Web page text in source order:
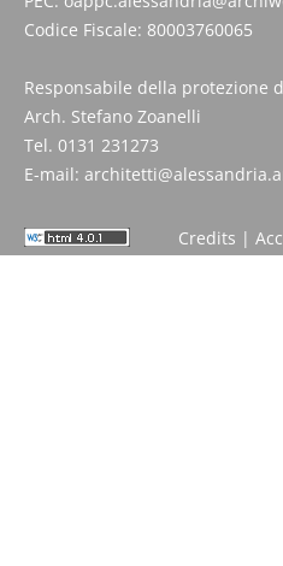
Codice Fiscale: 80003760065
Responsabile della protezione
Arch. Stefano Zoanelli
Tel. 0131 231273
E-mail:
Credits |